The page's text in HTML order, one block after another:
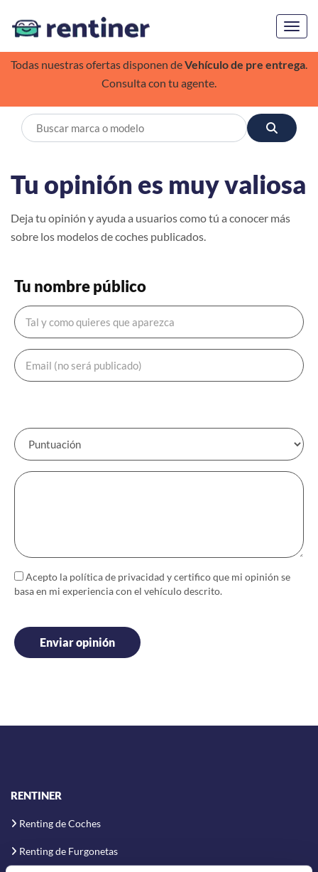
Todas nuestras ofertas disponen deVehículo de pre entrega.
Consulta con tu agente.
Tu opinión es muy valiosa
Deja tu opinión y ayuda a usuarios como tú a conocer más
sobre los modelos de coches publicados.
Tu nombre público
Acepto la política de privacidad y certifico que mi opinión se
basa en mi experiencia con el vehículo descrito.
RENTINER
Renting de Coches
Renting de Furgonetas